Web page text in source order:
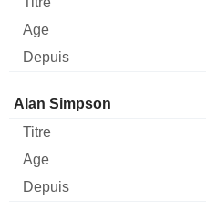
Administrateur
Alan Simpson